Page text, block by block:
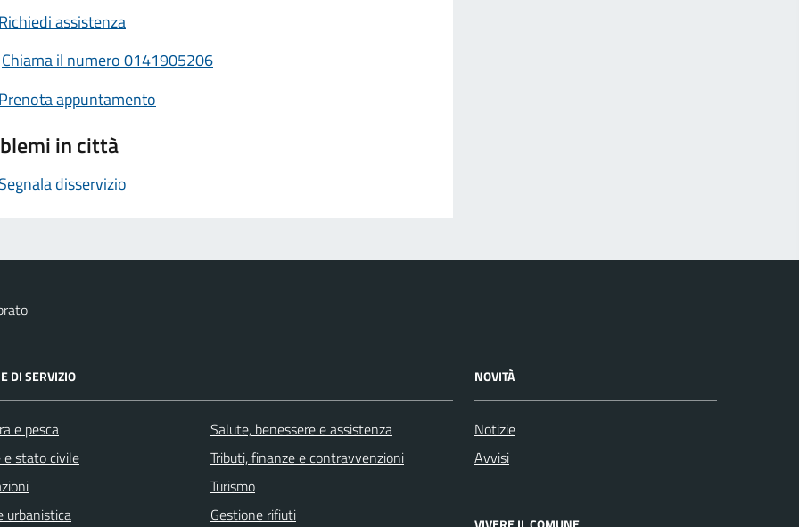
Richiedi assistenza
Chiama il numero 0141905206
Prenota appuntamento
in città
Segnala disservizio
DI SERVIZIO
e pesca
e stato civile
urbanistica
Salute, benessere e assistenza
Tributi, finanze e contravvenzioni
Turismo
Gestione rifiuti
NOVITÀ
Notizie
Avvisi